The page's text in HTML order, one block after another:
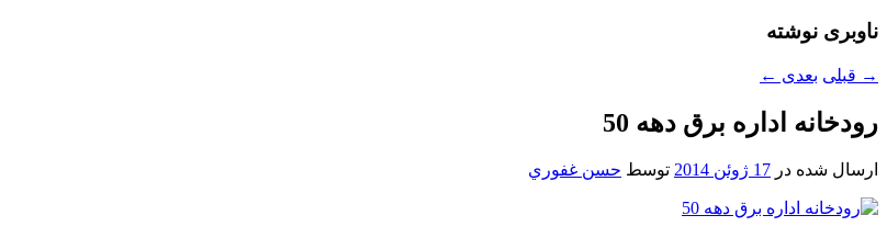
ناوبری نوشته
→ قبلی بعدی ←
رودخانه اداره برق دهه 50
ارسال شده در 17 ژوئن 2014 توسط حسن غفوري